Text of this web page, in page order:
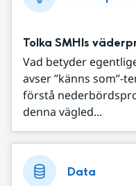
Tolka SMHIs
Vad betyder
avser ”känns som”-
förstå
denna vägled...
Data